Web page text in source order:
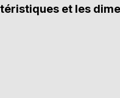
et les